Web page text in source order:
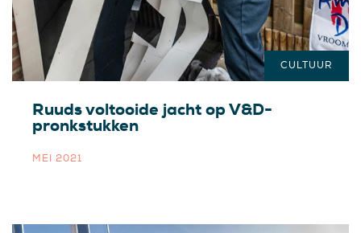
Ruuds voltooide jacht op V&D-
pronkstukken
MEI 2021
CULTUUR